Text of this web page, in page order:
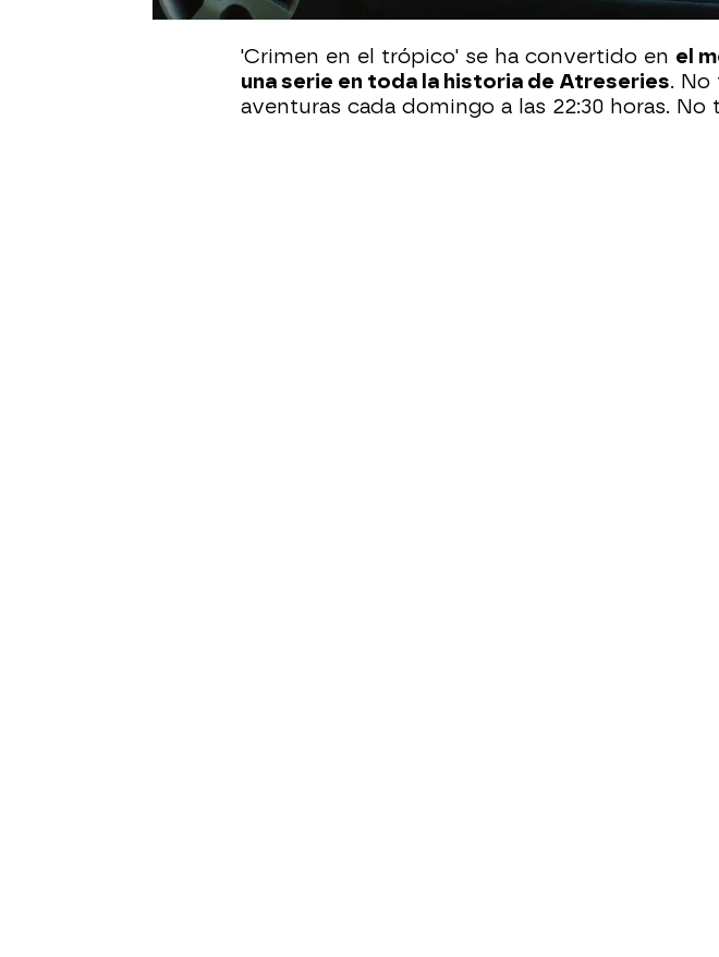
caribeña de Martinica.
'Crimen en el trópico' se ha convertido en el
una serie en toda la historia de Atreseries. No
aventuras cada domingo a las 22:30 horas. No